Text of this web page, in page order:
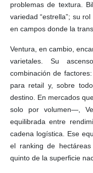
problemas de textura.
variedad “estrella”; su
en campos donde la
Ventura, en cambio,
varietales. Su
combinación de
para retail y, sobre
destino. En mercados
solo por volumen—,
equilibrada entre
cadena logística. Ese
el ranking de
quinto de la superficie